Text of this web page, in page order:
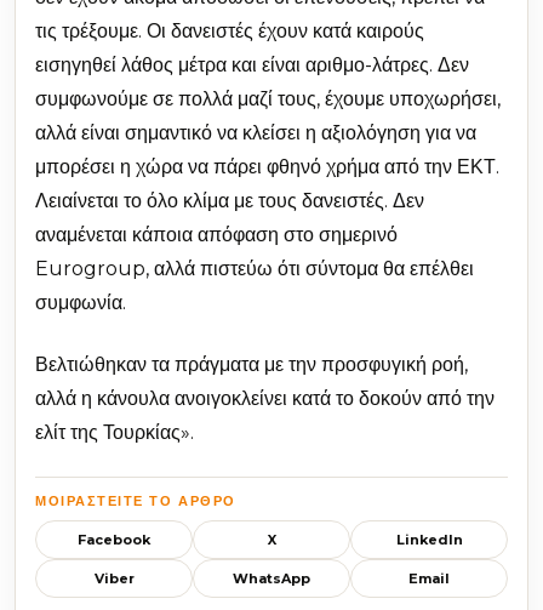
τις τρέξουμε. Οι δανειστές έχουν κατά καιρούς
εισηγηθεί λάθος μέτρα και είναι αριθμο-λάτρες. Δεν
συμφωνούμε σε πολλά μαζί τους, έχουμε υποχωρήσει,
αλλά είναι σημαντικό να κλείσει η αξιολόγηση για να
μπορέσει η χώρα να πάρει φθηνό χρήμα από την ΕΚΤ.
Λειαίνεται το όλο κλίμα με τους δανειστές. Δεν
αναμένεται κάποια απόφαση στο σημερινό
Eurogroup, αλλά πιστεύω ότι σύντομα θα επέλθει
συμφωνία.
Βελτιώθηκαν τα πράγματα με την προσφυγική ροή,
αλλά η κάνουλα ανοιγοκλείνει κατά το δοκούν από την
ελίτ της Τουρκίας».
ΜΟΙΡΑΣΤΕΊΤΕ ΤΟ ΆΡΘΡΟ
Facebook X LinkedIn
Viber WhatsApp Email